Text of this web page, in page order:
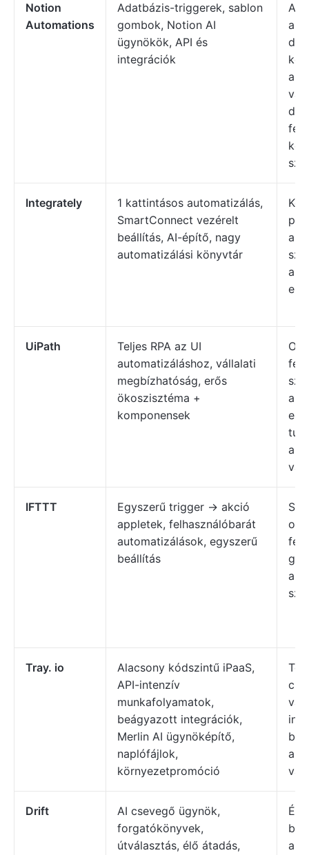
Notion
Automations
Adatbázis-triggerek, sablon
gombok, Notion AI
ügynökök, API és
integrációk
Integrately
1 kattintásos automatizálás,
SmartConnect vezérelt
beállítás, AI-építő, nagy
automatizálási könyvtár
UiPath
Teljes RPA az UI
automatizáláshoz, vállalati
megbízhatóság, erős
ökoszisztéma +
komponensek
IFTTT
Egyszerű trigger → akció
appletek, felhasználóbarát
automatizálások, egyszerű
beállítás
Tray. io
Alacsony kódszintű iPaaS,
API-intenzív
munkafolyamatok,
beágyazott integrációk,
Merlin AI ügynöképítő,
naplófájlok,
környezetpromóció
Drift
AI csevegő ügynök,
forgatókönyvek,
útválasztás, élő átadás,